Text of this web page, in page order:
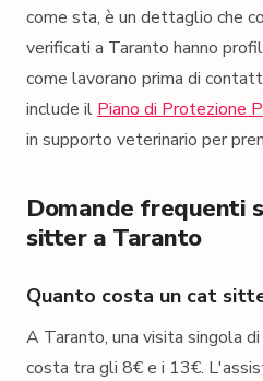
come sta, è un dettaglio che
verificati a Taranto hanno
come lavorano prima di
include il Piano di Protezione
in supporto veterinario per
Domande frequenti
sitter a Taranto
Quanto costa un cat
A Taranto, una visita singola
costa tra gli 8€ e i 13€.